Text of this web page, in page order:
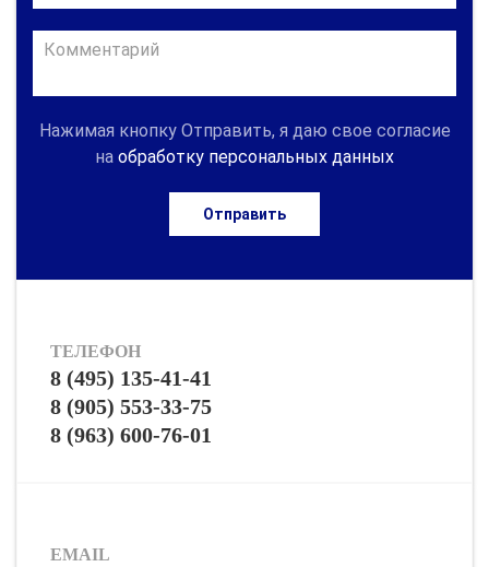
Нажимая кнопку Отправить, я даю свое согласие
на обработку персональных данных
Отправить
ТЕЛЕФОН
8 (495) 135-41-41
8 (905) 553-33-75
8 (963) 600-76-01
EMAIL